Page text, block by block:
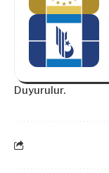
Duyurulur.